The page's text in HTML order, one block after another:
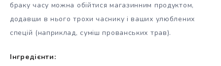
браку часу можна обійтися магазинним продуктом,
додавши в нього трохи часнику і ваших улюблених
спецій (наприклад, суміш прованських трав).
Інгредієнти: